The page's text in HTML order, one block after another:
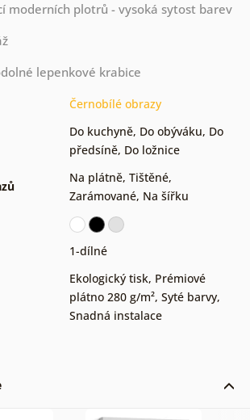
moderních plotrů - vysoká sytost barev
lepenkové krabice
Černobílé obrazy
Do kuchyně, Do obýváku, Do
předsíně, Do ložnice
Na plátně, Tištěné,
Zarámované, Na šířku
1-dílné
Ekologický tisk, Prémiové
plátno 280 g/m², Syté barvy,
Snadná instalace